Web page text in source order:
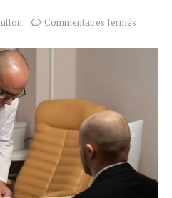
Commentaires fermés